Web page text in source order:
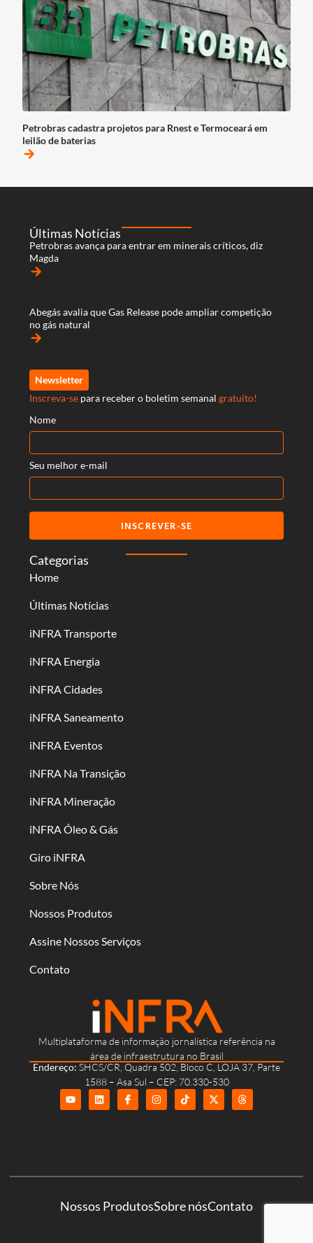
Petrobras cadastra projetos para Rnest e Termoceará em
leilão de baterias
arrow_forward
Multiplataforma de informação jornalística referência na
área de infraestrutura no Brasil
Endereço: SHCS/CR, Quadra 502, Bloco C, LOJA 37, Parte
1588 – Asa Sul – CEP: 70.330-530
Categorias
Home
Últimas Notícias
iNFRA Transporte
iNFRA Energia
iNFRA Cidades
iNFRA Saneamento
iNFRA Eventos
iNFRA Na Transição
iNFRA Mineração
iNFRA Óleo & Gás
Giro iNFRA
Sobre Nós
Nossos Produtos
Assine Nossos Serviços
Contato
Últimas Notícias
Petrobras avança para entrar em minerais críticos, diz
Magda
arrow_forward
Abegás avalia que Gas Release pode ampliar competição
no gás natural
arrow_forward
Newsletter
Inscreva-se para receber o boletim semanal gratuito!
Nome
Seu melhor e-mail
INSCREVER-SE
Nossos ProdutosSobre nósContato